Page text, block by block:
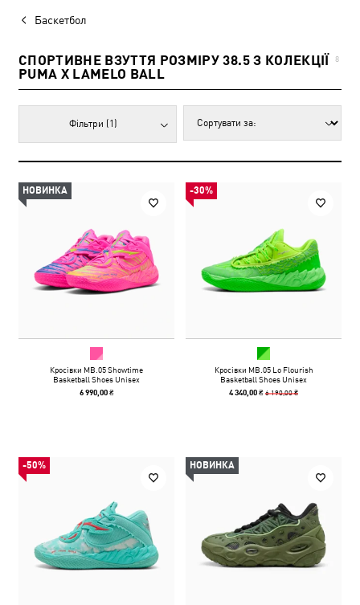
Баскетбол
СПОРТИВНЕ ВЗУТТЯ РОЗМІРУ 38.5 З КОЛЕКЦІЇ
PUMA X LAMELO BALL
8
Фільтри (1)
НОВИНКА
Кросівки MB.05 Showtime
Basketball Shoes Unisex
6 990,00 ₴
-30%
Кросівки MB.05 Lo Flourish
Basketball Shoes Unisex
4 340,00 ₴6 190,00 ₴
-50% НОВИНКА